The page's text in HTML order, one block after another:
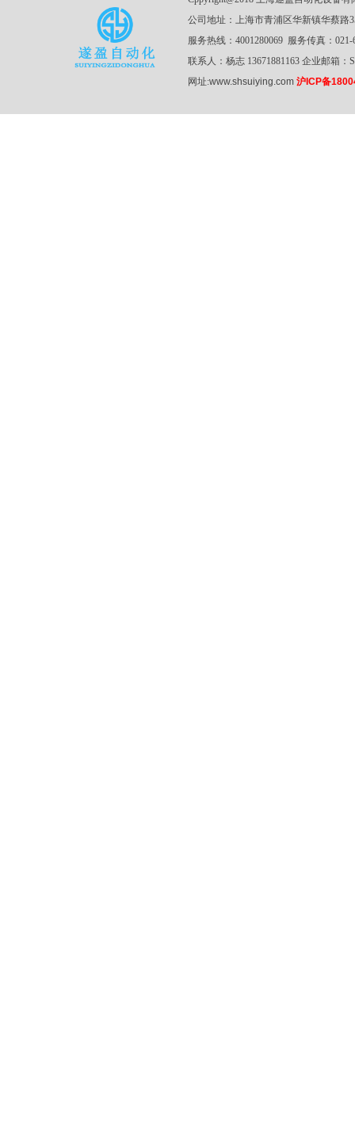
公司地址：上海市青浦区华新镇华蔡路
服务热线：4001280069 服务传真：021-
联系人：杨志 13671881163 企业邮箱：
网址:www.shsuiying.com 沪ICP备